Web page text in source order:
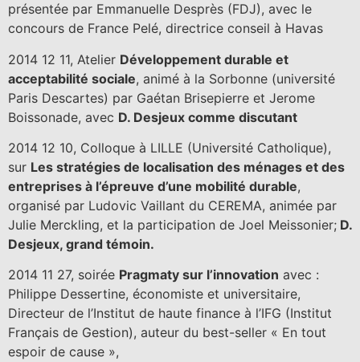
présentée par Emmanuelle Desprès (FDJ), avec le
concours de France Pelé, directrice conseil à Havas
2014 12 11, Atelier Développement durable et
acceptabilité sociale, animé à la Sorbonne (université
Paris Descartes) par Gaétan Brisepierre et Jerome
Boissonade, avec D. Desjeux comme discutant
2014 12 10, Colloque à LILLE (Université Catholique),
sur Les stratégies de localisation des ménages et des
entreprises à l’épreuve d’une mobilité durable,
organisé par Ludovic Vaillant du CEREMA, animée par
Julie Merckling, et la participation de Joel Meissonier; D.
Desjeux, grand témoin.
2014 11 27, soirée Pragmaty sur l’innovation avec :
Philippe Dessertine, économiste et universitaire,
Directeur de l’Institut de haute finance à l’IFG (Institut
Français de Gestion), auteur du best-seller « En tout
espoir de cause »,